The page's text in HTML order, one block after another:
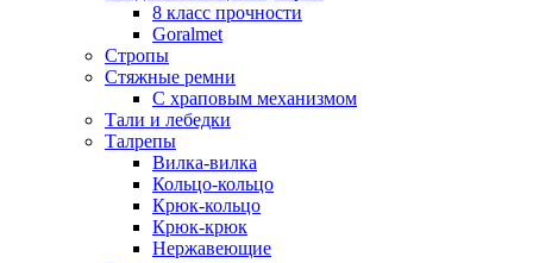
8 класс прочности
Goralmet
Стропы
Стяжные ремни
С храповым механизмом
Тали и лебедки
Талрепы
Вилка-вилка
Кольцо-кольцо
Крюк-кольцо
Крюк-крюк
Нержавеющие